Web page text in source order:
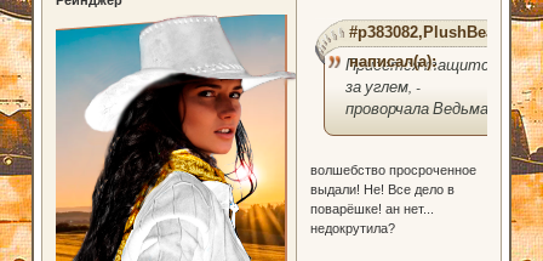
#p383082,PlushBear
написал(а):
Придется тащится
за углем, -
проворчала Ведьма.
волшебство просроченное
выдали! Не! Все дело в
поварёшке! ан нет...
недокрутила?